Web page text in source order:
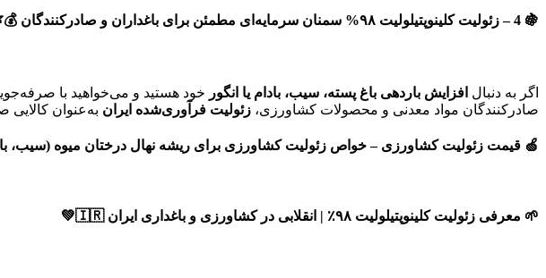
🍇 4 – زئولیت کلینوپتیلولیت ۹۸% سمنان سرمایه‌ای مطمئن برای باغداران و صادرکنندگان 💰🌿
اگر به دنبال افزایش باردهی باغ پسته، سیب، بادام یا انگور خود هستید و می‌خواهید با
صادرکنندگان مواد معدنی و محصولات کشاورزی، زئولیت فرآوری‌شده ایران به‌عنوان کالایی
🍏 قیمت زئولیت کشاورزی – خواص زئولیت کشاورزی برای ریشه نهال درختان میوه (سیب،
🌱 معرفی زئولیت کلینوپتیلولیت ۹۸٪ | انقلابی در کشاورزی و باغداری ایران 🇮🇷💚